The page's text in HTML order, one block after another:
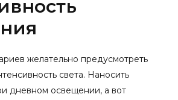
желательно предусмотреть
света. Наносить
дневном освещении, а вот